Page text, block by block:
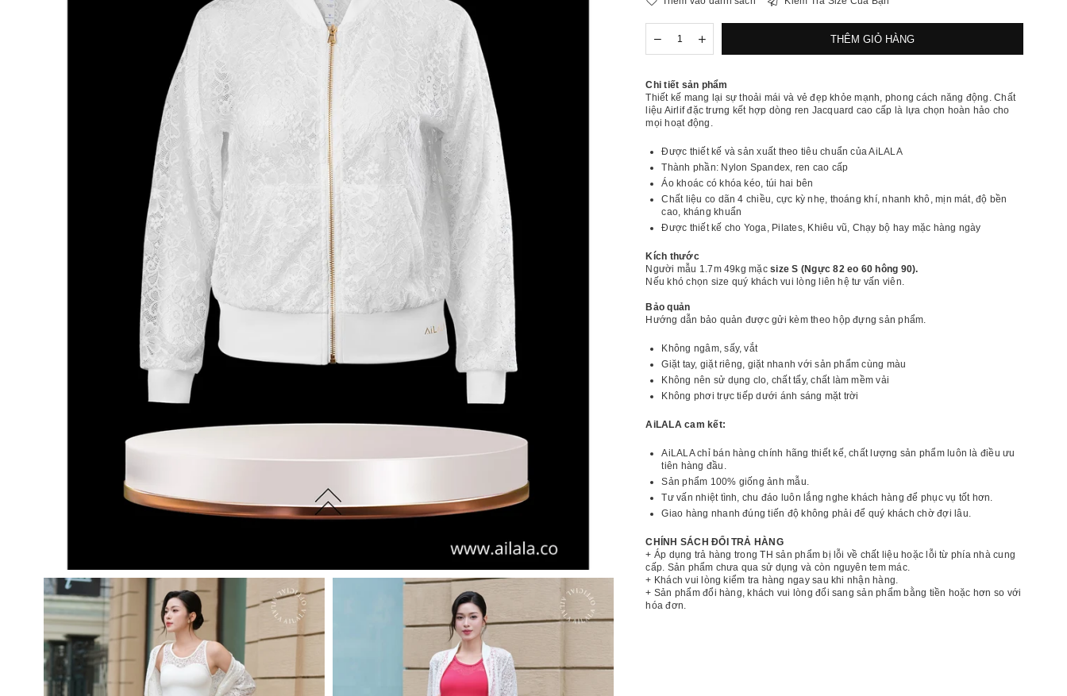
lượngGiảm
số
[AK02]
Áo
Khoác
Thể
Jacquard
Lace
Tăng
số
[AK02]
Áo
Khoác
Thể
Jacquard
Lace
THÊM GIỎ HÀNG
Chi tiết sản phẩm
Thiết kế mang lại sự thoải mái và vẻ đẹp khỏe mạnh, phong cách năng động. Chất
liệu Airlif đặc trưng kết hợp dòng ren Jacquard cao cấp là lựa chọn hoàn hảo cho
mọi hoạt động.
Được thiết kế và sản xuất theo tiêu chuẩn của AiLALA
Thành phần: Nylon Spandex, ren cao cấp
Áo khoác có khóa kéo, túi hai bên
Chất liệu co dãn 4 chiều, cực kỳ nhẹ, thoáng khí, nhanh khô, mịn mát, độ bền
cao, kháng khuẩn
Được thiết kế cho Yoga, Pilates, Khiêu vũ, Chạy bộ hay mặc hàng ngày
Kích thước
Người mẫu 1.7m 49kg mặcsize S (Ngực 82 eo 60 hông 90).
Nếu khó chọn size quý khách vui lòng liên hệ tư vấn viên.
Bảo quản
Hướng dẫn bảo quản được gửi kèm theo hộp đựng sản phẩm.
Không ngâm, sấy, vắt
Giặt tay, giặt riêng, giặt nhanh với sản phẩm cùng màu
Không nên sử dụng clo, chất tẩy, chất làm mềm vải
Không phơi trực tiếp dưới ánh sáng mặt trời
AiLALA cam kết:
AiLALA chỉ bán hàng chính hãng thiết kế, chất lượng sản phẩm luôn là điều ưu
tiên hàng đầu.
Sản phẩm 100% giống ảnh mẫu.
Tư vấn nhiệt tình, chu đáo luôn lắng nghe khách hàng để phục vụ tốt hơn.
Giao hàng nhanh đúng tiến độ không phải để quý khách chờ đợi lâu.
CHÍNH SÁCH ĐỔI TRẢ HÀNG
+ Áp dụng trả hàng trong TH sản phẩm bị lỗi về chất liệu hoặc lỗi từ phía nhà cung
cấp. Sản phẩm chưa qua sử dụng và còn nguyên tem mác.
+ Khách vui lòng kiểm tra hàng ngay sau khi nhận hàng.
+ Sản phẩm đổi hàng, khách vui lòng đổi sang sản phẩm bằng tiền hoặc hơn so với
hóa đơn.